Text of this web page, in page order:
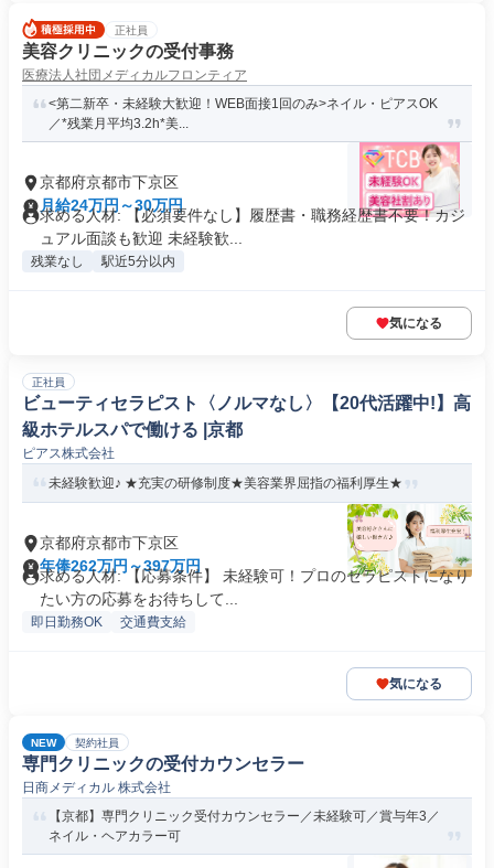
正社員
美容クリニックの受付事務
医療法人社団メディカルフロンティア
<第二新卒・未経験大歓迎！WEB面接1回のみ>ネイル・ピアスOK
／*残業月平均3.2h*美...
京都府京都市下京区
月給24万円～30万円
求める人材: 【必須要件なし】履歴書・職務経歴書不要！カジ
ュアル面談も歓迎 未経験歓...
残業なし 駅近5分以内
気になる
正社員
ビューティセラピスト〈ノルマなし〉【20代活躍中!】高
級ホテルスパで働ける |京都
ピアス株式会社
未経験歓迎♪ ★充実の研修制度★美容業界屈指の福利厚生★
京都府京都市下京区
年俸262万円～397万円
求める人材: 【応募条件】 未経験可！プロのセラピストになり
たい方の応募をお待ちして...
即日勤務OK 交通費支給
気になる
NEW 契約社員
専門クリニックの受付カウンセラー
日商メディカル 株式会社
【京都】専門クリニック受付カウンセラー／未経験可／賞与年3／
ネイル・ヘアカラー可